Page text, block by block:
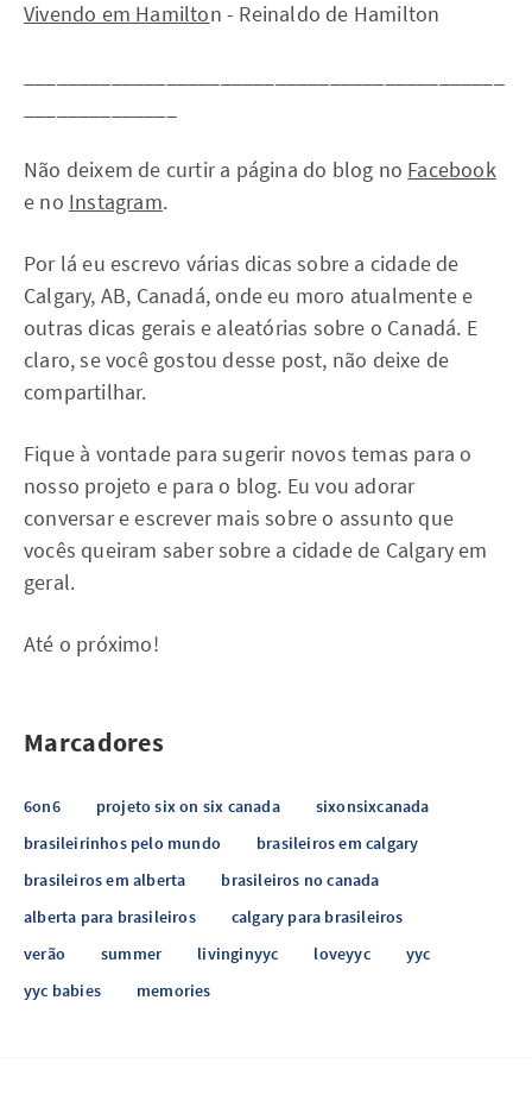
Vivendo em Hamilton - Reinaldo de Hamilton
Não deixem de curtir a página do blog no Facebook
e no Instagram.
Por lá eu escrevo várias dicas sobre a cidade de
Calgary, AB, Canadá, onde eu moro atualmente e
outras dicas gerais e aleatórias sobre o Canadá. E
claro, se você gostou desse post, não deixe de
compartilhar.
Fique à vontade para sugerir novos temas para o
nosso projeto e para o blog. Eu vou adorar
conversar e escrever mais sobre o assunto que
vocês queiram saber sobre a cidade de Calgary em
geral.
Até o próximo!
Marcadores
6on6 projeto six on six canada
sixonsixcanada
brasileirinhos pelo mundo
brasileiros em calgary
brasileiros em alberta
brasileiros no canada
alberta para brasileiros
calgary para brasileiros
verão
summer livinginyyc loveyyc
yyc
yyc babies
memories